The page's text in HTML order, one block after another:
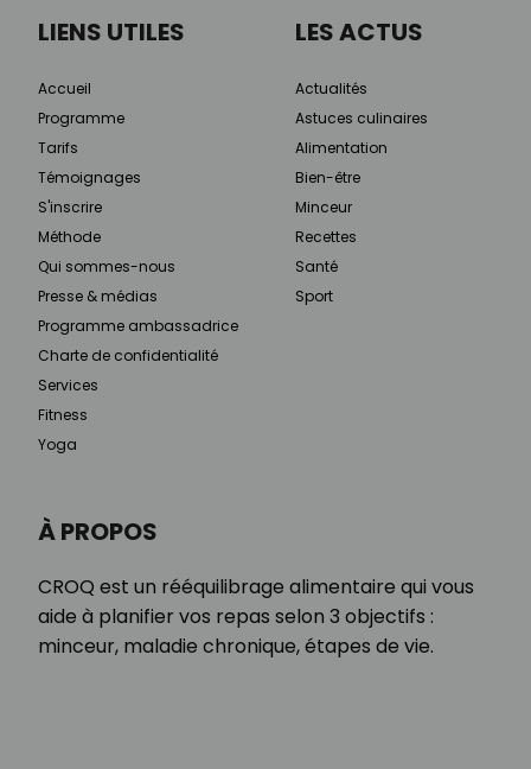
À PROPOS
CROQ est un rééquilibrage alimentaire qui vous
aide à planifier vos repas selon 3 objectifs :
minceur, maladie chronique, étapes de vie.
LIENS UTILES
Accueil
Programme
Tarifs
Témoignages
S'inscrire
Méthode
Qui sommes-nous
Presse & médias
Programme ambassadrice
Charte de confidentialité
Services
Fitness
Yoga
LES ACTUS
Actualités
Astuces culinaires
Alimentation
Bien-être
Minceur
Recettes
Santé
Sport